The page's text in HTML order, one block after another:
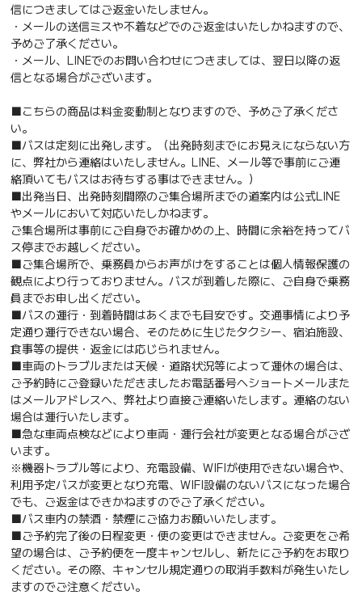
信につきましてはご返金いたしません。
・メールの送信ミスや不着などでのご返金はいたしかねますので、
予めご了承ください。
・メール、LINEでのお問い合わせにつきましては、翌日以降の返
信となる場合がございます。
■こちらの商品は料金変動制となりますので、予めご了承くださ
い。
■バスは定刻に出発します。（出発時刻までにお見えにならない方
に、弊社から連絡はいたしません。LINE、メール等で事前にご連
絡頂いてもバスはお待ちする事はできません。）
■出発当日、出発時刻間際のご集合場所までの道案内は公式LINE
やメールにおいて対応いたしかねます。
ご集合場所は事前にご自身でお確かめの上、時間に余裕を持ってバ
ス停までお越しください。
■ご集合場所で、乗務員からお声がけをすることは個人情報保護の
観点により行っておりません。バスが到着した際に、ご自身で乗務
員までお申し出ください。
■バスの運行・到着時間はあくまでも目安です。交通事情により予
定通り運行できない場合、そのために生じたタクシー、宿泊施設、
食事等の提供・返金には応じられません。
■車両のトラブルまたは天候・道路状況等によって運休の場合は、
ご予約時にご登録いただきましたお電話番号へショートメールまた
はメールアドレスへ、弊社より直接ご連絡いたします。連絡のない
場合は運行いたします。
■急な車両点検などにより車両・運行会社が変更となる場合がござ
います。
※機器トラブル等により、充電設備、WIFIが使用できない場合や、
利用予定バスが変更となり充電、WIFI設備のないバスになった場合
でも、ご返金はできかねますのでご了承ください。
■バス車内の禁酒・禁煙にご協力お願いいたします。
■ご予約完了後の日程変更・便の変更はできません。ご変更をご希
望の場合は、ご予約便を一度キャンセルし、新たにご予約をお取り
ください。その際、キャンセル規定通りの取消手数料が発生いたし
ますのでご注意ください。